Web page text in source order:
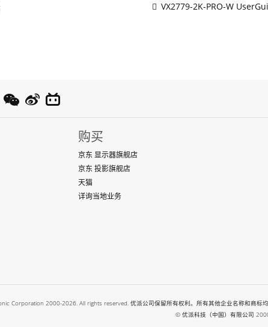
VX2779-2K-PRO-W
购买
京东 显示器旗舰店
京东 投影旗舰店
天猫
详询当地业务
Corporation 2000-2026. All rights reserved. 优派公司保留所有权利。所有其他企业名称和商
© 优派科技（中国）有限公司